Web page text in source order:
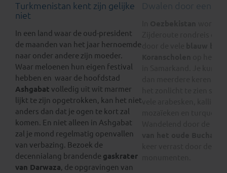
Turkmenistan kent zijn gelijke
niet
In een land waar de oud-president
de maanden van het jaar hernoemde
naar onder andere zijn moeder.
Waar meloenen hun eigen festival
hebben en waar de hoofdstad
Ashgabat volledig uit wit marmer
lijkt te zijn opgetrokken, kan het niet
anders dan dat je ogen te kort zal
komen. En niet alleen in Ashgabat
zal je mond regelmatig openvallen
van verbazing. Bezoek de
decennialang brandende gaskrater
van Darwaza, de opgravingen van
Dwalen door een